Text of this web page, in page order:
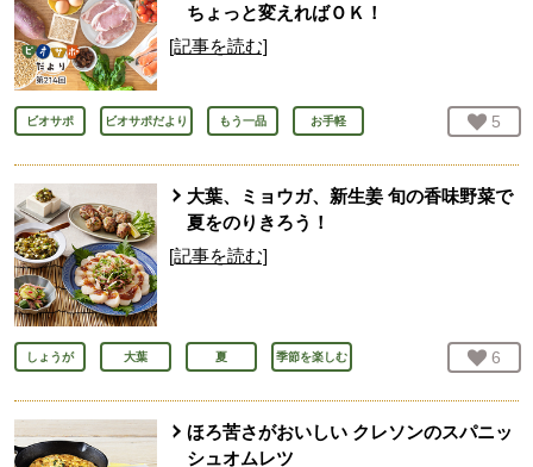
ちょっと変えればＯＫ！
[記事を読む]
ビオサポ ビオサポだより もう一品 お手軽 お気
5
大葉、ミョウガ、新生姜 旬の香味野菜で
夏をのりきろう！
[記事を読む]
しょうが 大葉 夏 季節を楽しむ お気
6
ほろ苦さがおいしい クレソンのスパニッ
シュオムレツ